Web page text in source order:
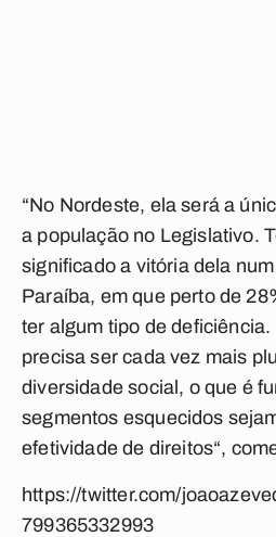
“No Nordeste, ela será a
a população no Legislativo.
significado a vitória dela
Paraíba, em que perto de
ter algum tipo de
precisa ser cada vez mais
diversidade social, o que é
segmentos esquecidos
efetividade de direitos“,
https://twitter.com/
799365332993